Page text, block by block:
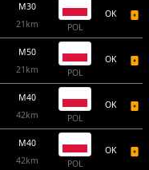
M30
21km
POL
OK
M50
21km
POL
OK
M40
42km
POL
OK
M40
42km
POL
OK